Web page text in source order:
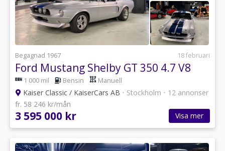
Begagnad 1967 18 februari
Ford Mustang Shelby GT 350 4.7 V8
1 000 mil Bensin Manuell
Kaiser Classic / KaiserCars AB • Stockholm • 12 annonser
fr. 58 246 kr/mån
3 595 000 kr Visa mer